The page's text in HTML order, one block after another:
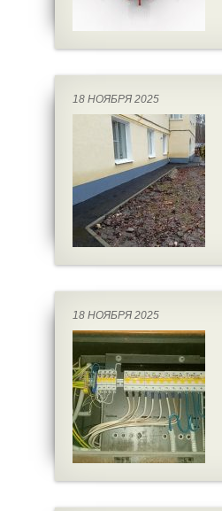
18 НОЯБРЯ 2025
18 НОЯБРЯ 2025